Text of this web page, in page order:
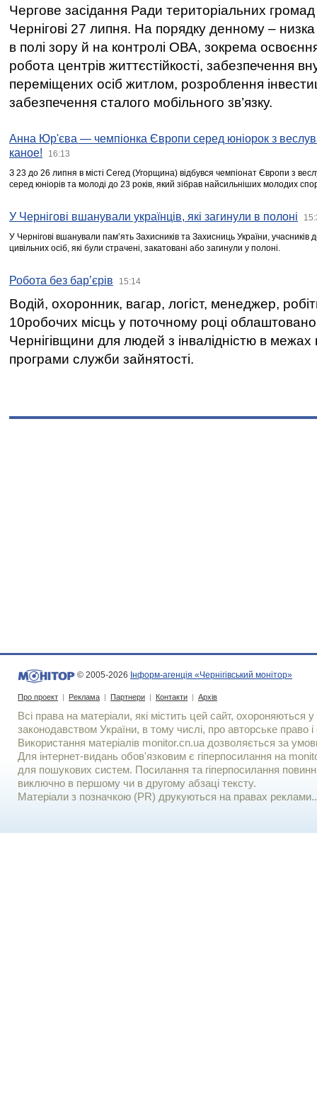
Чергове засідання Ради територіальних громад
Чернігові 27 липня. На порядку денному –
в полі зору й на контролі ОВА, зокрема освоєння
робота центрів життєстійкості, забезпечення
переміщених осіб житлом, розроблення
забезпечення сталого мобільного зв’язку.
Анна Юр'єва — чемпіонка Європи серед юніорок з
каное!
16:13
З 23 до 26 липня в місті Сегед (Угорщина) відбувся чемпіонат Європи з
серед юніорів та молоді до 23 років, який зібрав найсильніших молодих
У Чернігові вшанували українців, які загинули в полоні
У Чернігові вшанували пам’ять Захисників та Захисниць України,
цивільних осіб, які були страчені, закатовані або загинули у полоні.
Робота без бар’єрів 15:14
Водій, охоронник, вагар, логіст, менеджер,
10робочих місць у поточному році
Чернігівщини для людей з інвалідністю в межах
програми служби зайнятості.
© 2005-2026 Інформ-агенція «Чернігівський монітор»
Про проект | Реклама | Партнери | Контакти | Архів
Всі права на матеріали, які містить цей сайт, охороняються у
законодавством України, в тому числі, про авторське право і
Використання матерiалiв monitor.cn.ua дозволяється за
Для iнтернет-видань обов'язковим є гiперпосилання на
для пошукових систем. Посилання та гіперпосилання
виключно в першому чи в другому абзаці тексту.
Матеріали з позначкою (PR) друкуються на правах реклами..